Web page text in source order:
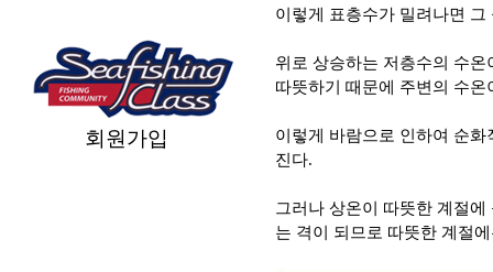
회원가입
이렇게 표층수가 밀려나면
위로 상승하는 저층수의 수
따뜻하기 때문에 주변의 수온
이렇게 바람으로 인하여 순
진다.
그러나 상온이 따뜻한 계절
는 격이 되므로 따뜻한 계절